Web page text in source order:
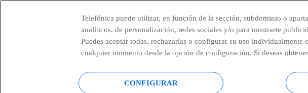
Telefónica en redes sociales Canal de Denuncias
Aviso legal Accesibilidad
Telefónica puede utilizar, en función de la sección, subdominio o
analíticos, de personalización, redes sociales y/o para mostrarte
Puedes aceptar todas, rechazarlas o configurar su uso
cualquier momento desde la opción de configuración. Si deseas
CONFIGURAR